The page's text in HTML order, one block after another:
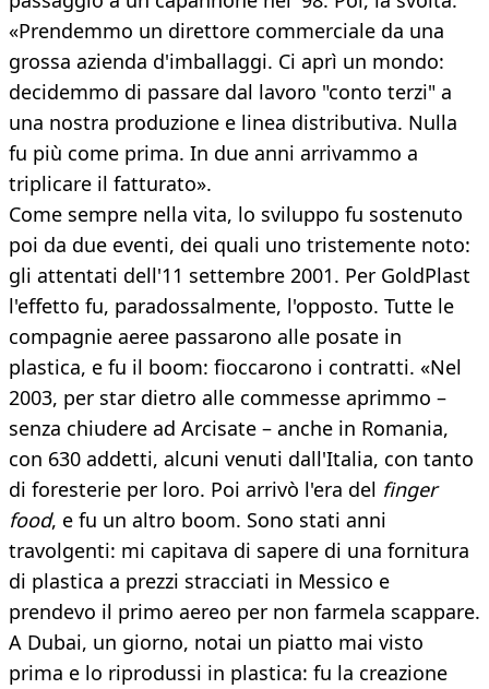
«Prendemmo un direttore commerciale da una
grossa azienda d'imballaggi. Ci aprì un mondo:
decidemmo di passare dal lavoro "conto terzi" a
una nostra produzione e linea distributiva. Nulla
fu più come prima. In due anni arrivammo a
triplicare il fatturato».
Come sempre nella vita, lo sviluppo fu sostenuto
poi da due eventi, dei quali uno tristemente noto:
gli attentati dell'11 settembre 2001. Per GoldPlast
l'effetto fu, paradossalmente, l'opposto. Tutte le
compagnie aeree passarono alle posate in
plastica, e fu il boom: fioccarono i contratti. «Nel
2003, per star dietro alle commesse aprimmo –
senza chiudere ad Arcisate – anche in Romania,
con 630 addetti, alcuni venuti dall'Italia, con tanto
di foresterie per loro. Poi arrivò l'era del finger
food, e fu un altro boom. Sono stati anni
travolgenti: mi capitava di sapere di una fornitura
di plastica a prezzi stracciati in Messico e
prendevo il primo aereo per non farmela scappare.
A Dubai, un giorno, notai un piatto mai visto
prima e lo riprodussi in plastica: fu la creazione